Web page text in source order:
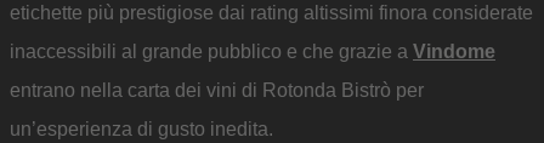
etichette più prestigiose dai rating altissimi finora considerate
inaccessibili al grande pubblico e che grazie a Vindome
entrano nella carta dei vini di Rotonda Bistrò per
un’esperienza di gusto inedita.